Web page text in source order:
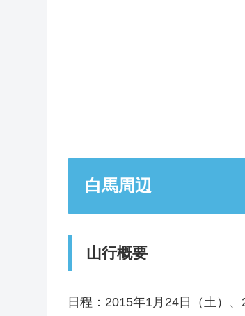
白馬周辺
山行概要
日程：2015年1月24日（土）、